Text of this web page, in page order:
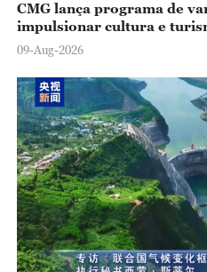
CMG lança programa de
impulsionar cultura e
09-Aug-2026